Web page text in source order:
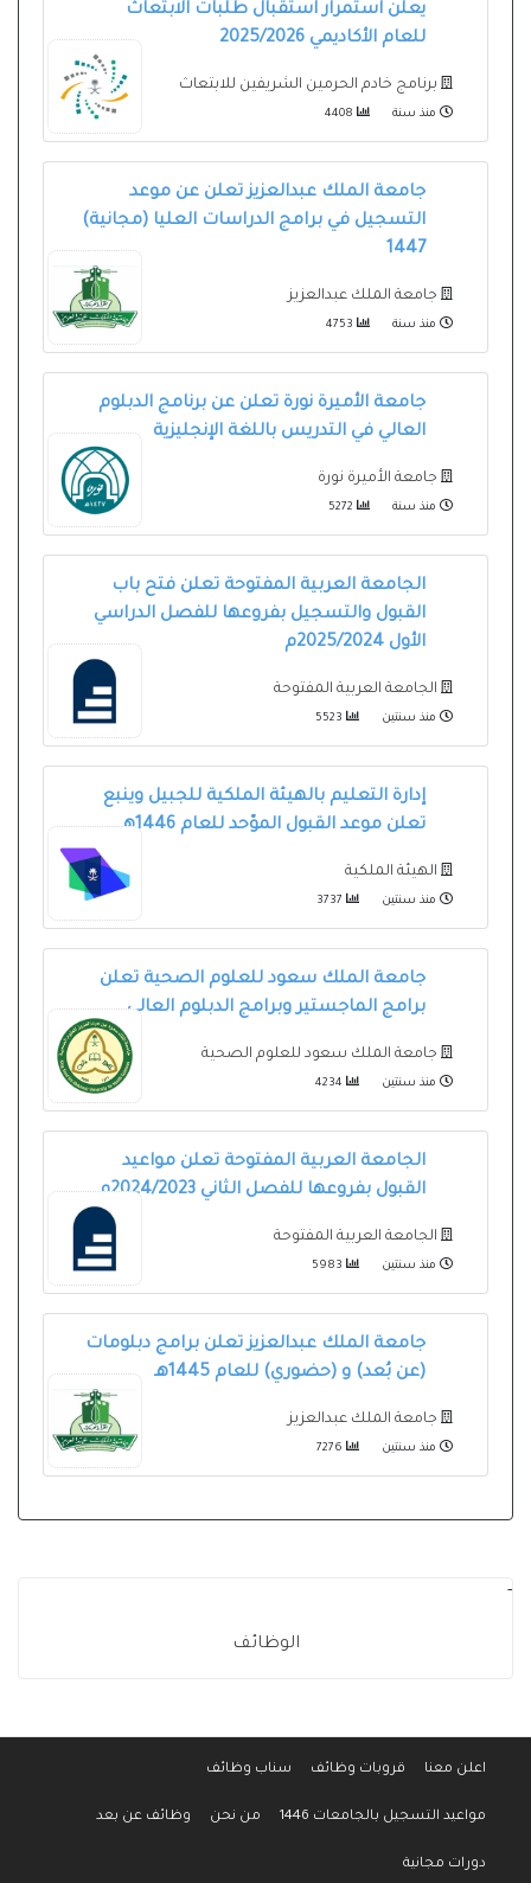
للعام الأكاديمي 2025/2026
برنامج خادم الحرمين الشريفين للابتعاث
منذ سنة
جامعة الملك عبدالعزيز تعلن عن موعد
التسجيل في برامج الدراسات العليا (مجانية)
1447
جامعة الملك عبدالعزيز
منذ سنة
جامعة الأميرة نورة تعلن عن برنامج الدبلوم
العالي في التدريس باللغة الإنجليزية
جامعة الأميرة نورة
منذ سنة
الجامعة العربية المفتوحة تعلن فتح باب
القبول والتسجيل بفروعها للفصل الدراسي
الأول 2025/2024م
الجامعة العربية المفتوحة
منذ سنتين
إدارة التعليم بالهيئة الملكية للجبيل وينبع
تعلن موعد القبول الموّحد للعام 1446هـ
الهيئة الملكية
منذ سنتين
جامعة الملك سعود للعلوم الصحية تعلن
برامج الماجستير وبرامج الدبلوم العالي
جامعة الملك سعود للعلوم الصحية
منذ سنتين
الجامعة العربية المفتوحة تعلن مواعيد
القبول بفروعها للفصل الثاني 2024/2023م
الجامعة العربية المفتوحة
منذ سنتين
جامعة الملك عبدالعزيز تعلن برامج دبلومات
(عن بُعد) و (حضوري) للعام 1445هـ
جامعة الملك عبدالعزيز
منذ سنتين
-
الوظائف
اعلن معنا قروبات وظائف سناب وظائف
مواعيد التسجيل بالجامعات 1446 من نحن وظائف عن بعد
دورات مجانية